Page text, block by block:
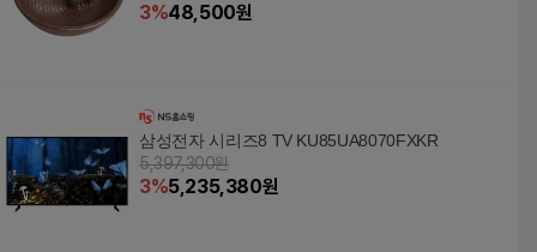
3%48,500원
삼성전자 시리즈8 TV KU85UA8070FXKR
5,397,300원
3%5,235,380원